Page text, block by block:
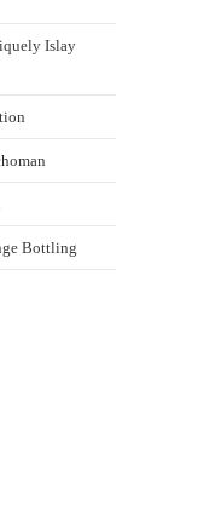
Islay
Bottling